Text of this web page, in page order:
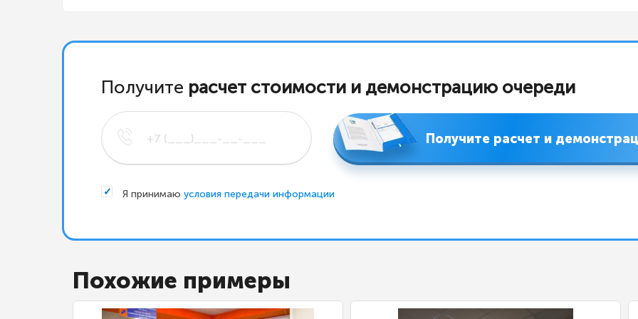
Получите расчет стоимости и демонстрацию очереди
Получите расчет и
Я принимаю условия передачи информации
Похожие примеры